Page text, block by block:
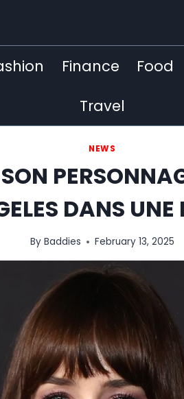
Finance Food
Travel
NEWS
DANS
By Baddies February 13, 2025